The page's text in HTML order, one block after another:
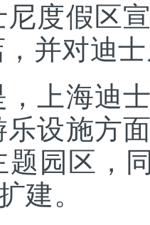
尼度假区
并对迪
上海迪
设施方
题园区，
建。